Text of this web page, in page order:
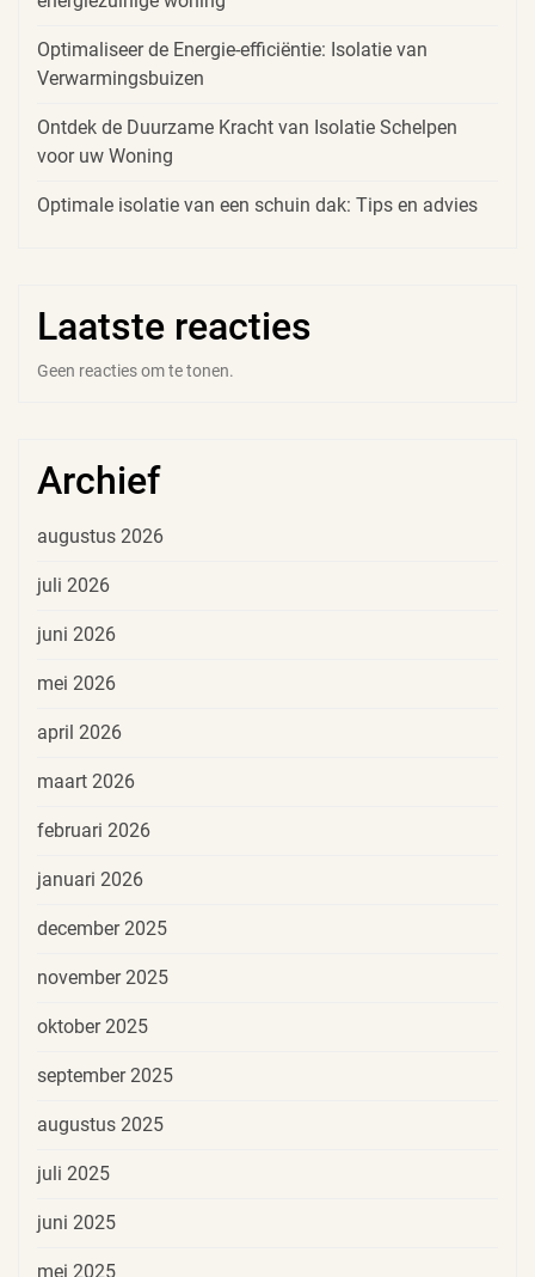
Optimaliseer de Energie-efficiëntie: Isolatie van
Verwarmingsbuizen
Ontdek de Duurzame Kracht van Isolatie Schelpen
voor uw Woning
Optimale isolatie van een schuin dak: Tips en advies
Laatste reacties
Geen reacties om te tonen.
Archief
augustus 2026
juli 2026
juni 2026
mei 2026
april 2026
maart 2026
februari 2026
januari 2026
december 2025
november 2025
oktober 2025
september 2025
augustus 2025
juli 2025
juni 2025
mei 2025